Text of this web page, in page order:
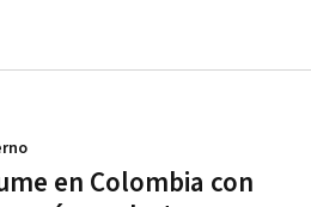
en Colombia con